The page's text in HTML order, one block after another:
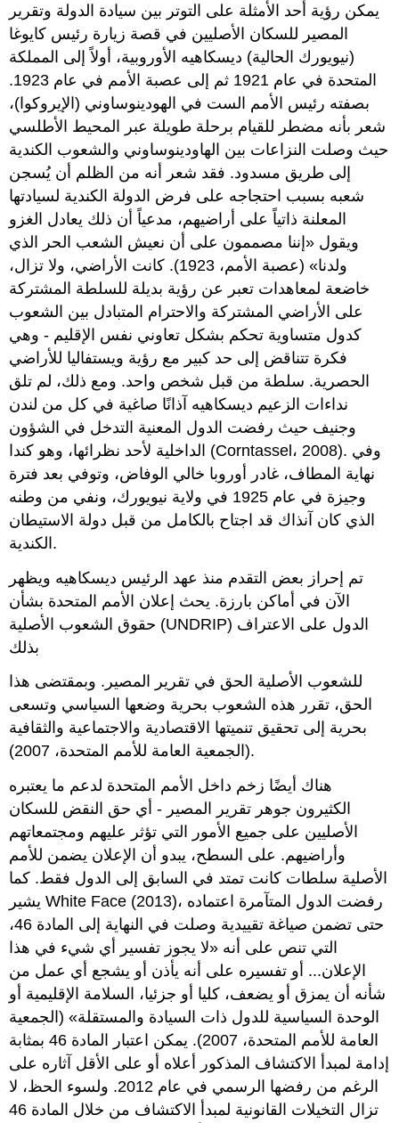
يمكن رؤية أحد الأمثلة على التوتر بين سيادة الدولة وتقرير
المصير للسكان الأصليين في قصة زيارة رئيس كايوغا
(نيويورك الحالية) ديسكاهيه الأوروبية، أولاً إلى المملكة
المتحدة في عام 1921 ثم إلى عصبة الأمم في عام 1923.
بصفته رئيس الأمم الست في الهودينوساوني (الإيروكوا)،
شعر بأنه مضطر للقيام برحلة طويلة عبر المحيط الأطلسي
حيث وصلت النزاعات بين الهاودينوساوني والشعوب الكندية
إلى طريق مسدود. فقد شعر أنه من الظلم أن يُسجن
شعبه بسبب احتجاجه على فرض الدولة الكندية لسيادتها
المعلنة ذاتياً على أراضيهم، مدعياً أن ذلك يعادل الغزو
ويقول «إننا مصممون على أن نعيش الشعب الحر الذي
ولدنا» (عصبة الأمم، 1923). كانت الأراضي، ولا تزال،
خاضعة لمعاهدات تعبر عن رؤية بديلة للسلطة المشتركة
على الأراضي المشتركة والاحترام المتبادل بين الشعوب
كدول متساوية تحكم بشكل تعاوني نفس الإقليم - وهي
فكرة تتناقض إلى حد كبير مع رؤية ويستفاليا للأراضي
الحصرية. سلطة من قبل شخص واحد. ومع ذلك، لم تلق
نداءات الزعيم ديسكاهيه آذانًا صاغية في كل من لندن
وجنيف حيث رفضت الدول المعنية التدخل في الشؤون
الداخلية لأحد نظرائها، وهو كندا (Corntassel، 2008). وفي
نهاية المطاف، غادر أوروبا خالي الوفاض، وتوفي بعد فترة
وجيزة في عام 1925 في ولاية نيويورك، ونفي من وطنه
الذي كان آنذاك قد اجتاح بالكامل من قبل دولة الاستيطان
الكندية.
تم إحراز بعض التقدم منذ عهد الرئيس ديسكاهيه ويظهر
الآن في أماكن بارزة. يحث إعلان الأمم المتحدة بشأن
حقوق الشعوب الأصلية (UNDRIP) الدول على الاعتراف
بذلك
للشعوب الأصلية الحق في تقرير المصير. وبمقتضى هذا
الحق، تقرر هذه الشعوب بحرية وضعها السياسي وتسعى
بحرية إلى تحقيق تنميتها الاقتصادية والاجتماعية والثقافية
(الجمعية العامة للأمم المتحدة، 2007).
هناك أيضًا زخم داخل الأمم المتحدة لدعم ما يعتبره
الكثيرون جوهر تقرير المصير - أي حق النقض للسكان
الأصليين على جميع الأمور التي تؤثر عليهم ومجتمعاتهم
وأراضيهم. على السطح، يبدو أن الإعلان يضمن للأمم
الأصلية سلطات كانت تمتد في السابق إلى الدول فقط. كما
يشير White Face (2013)، رفضت الدول المتآمرة اعتماده
حتى تضمن صياغة تقييدية وصلت في النهاية إلى المادة 46،
التي تنص على أنه «لا يجوز تفسير أي شيء في هذا
الإعلان... أو تفسيره على أنه يأذن أو يشجع أي عمل من
شأنه أن يمزق أو يضعف، كليا أو جزئيا، السلامة الإقليمية أو
الوحدة السياسية للدول ذات السيادة والمستقلة» (الجمعية
العامة للأمم المتحدة، 2007). يمكن اعتبار المادة 46 بمثابة
إدامة لمبدأ الاكتشاف المذكور أعلاه أو على الأقل آثاره على
الرغم من رفضها الرسمي في عام 2012. ولسوء الحظ، لا
تزال التخيلات القانونية لمبدأ الاكتشاف من خلال المادة 46